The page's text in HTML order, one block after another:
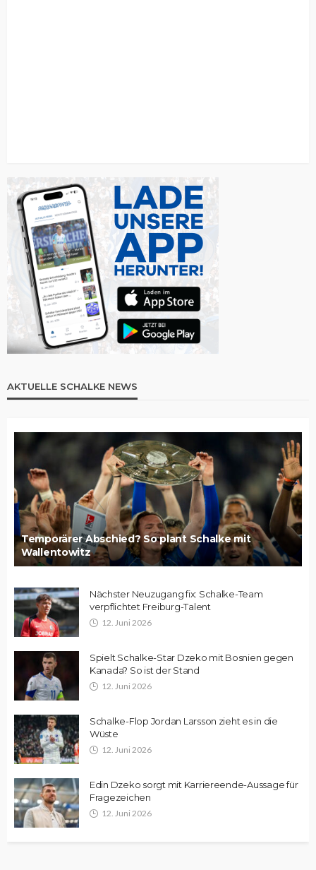
AKTUELLE SCHALKE NEWS
Temporärer Abschied? So plant Schalke mit
Wallentowitz
Nächster Neuzugang fix: Schalke-Team
verpflichtet Freiburg-Talent
12. Juni 2026
Spielt Schalke-Star Dzeko mit Bosnien gegen
Kanada? So ist der Stand
12. Juni 2026
Schalke-Flop Jordan Larsson zieht es in die
Wüste
12. Juni 2026
Edin Dzeko sorgt mit Karriereende-Aussage für
Fragezeichen
12. Juni 2026